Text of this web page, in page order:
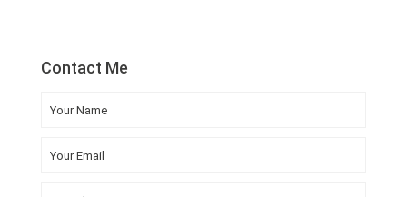
Contact Me